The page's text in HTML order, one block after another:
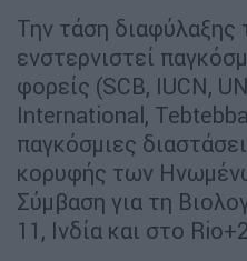
Την τάση
ενστερνιστεί
φορείς (SCB, IUCN,
International,
παγκόσμιες
κορυφής των
Σύμβαση για τη
11, Ινδία και στο